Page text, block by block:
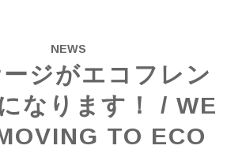
NEWS
ジがエコフレン
なります！ / WE
TO ECO